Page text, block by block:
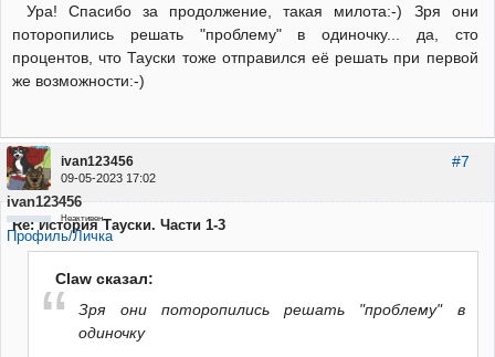
Ура! Спасибо за продолжение, такая милота:-) Зря они
поторопились решать "проблему" в одиночку... да, сто
процентов, что Тауски тоже отправился её решать при первой
же возможности:-)
#7
ivan123456
09-05-2023 17:02
ivan123456
Неактивен
Профиль/Личка
Re: История Тауски. Части 1-3
Claw сказал:
Зря они поторопились решать "проблему" в
одиночку